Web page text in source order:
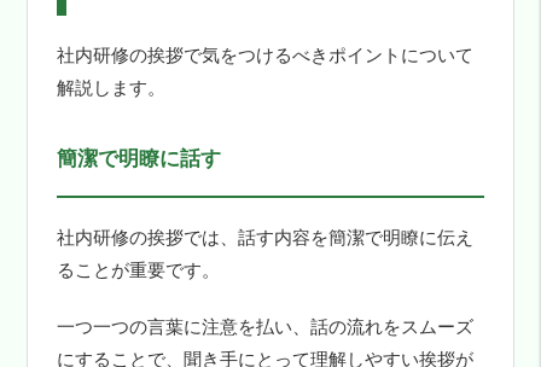
社内研修の挨拶で気をつけるべきポイントについて
解説します。
簡潔で明瞭に話す
社内研修の挨拶では、話す内容を簡潔で明瞭に伝え
ることが重要です。
一つ一つの言葉に注意を払い、話の流れをスムーズ
にすることで、聞き手にとって理解しやすい挨拶が